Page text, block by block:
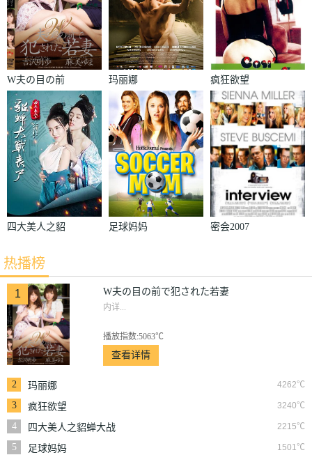
W夫の目の前
で犯された若
妻
玛丽娜 疯狂欲望
四大美人之貂
足球妈妈 密会2007
热播榜
1 W夫の目の前で犯された若妻
内详...
播放指数:5063℃
查看详情
2 4262℃
玛丽娜
3
3240℃
疯狂欲望
4
2215℃
四大美人之貂蝉大战
丧尸
5 1501℃
足球妈妈